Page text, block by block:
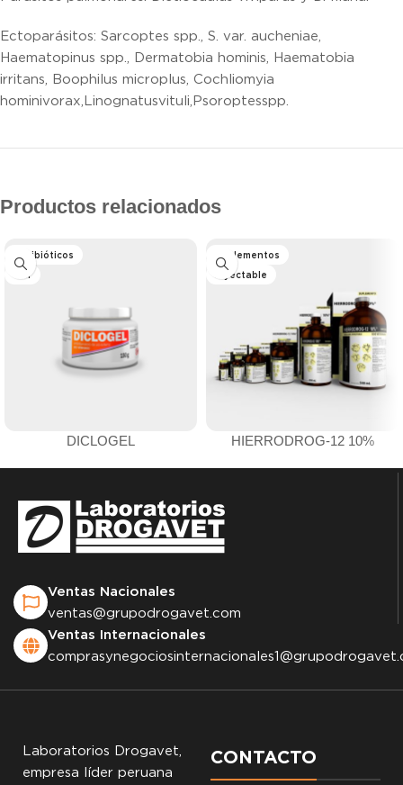
Ectoparásitos: Sarcoptes spp., S. var. aucheniae,
Haematopinus spp., Dermatobia hominis, Haematobia
irritans, Boophilus microplus, Cochliomyia
hominivorax,Linognatusvituli,Psoroptesspp.
Productos relacionados
Antibióticos
Gel
DICLOGEL
Suplementos
Inyectable
HIERRODROG-12 10%
Ventas Nacionales
ventas@grupodrogavet.com
Ventas Internacionales
Laboratorios Drogavet,
empresa líder peruana
CONTACTO